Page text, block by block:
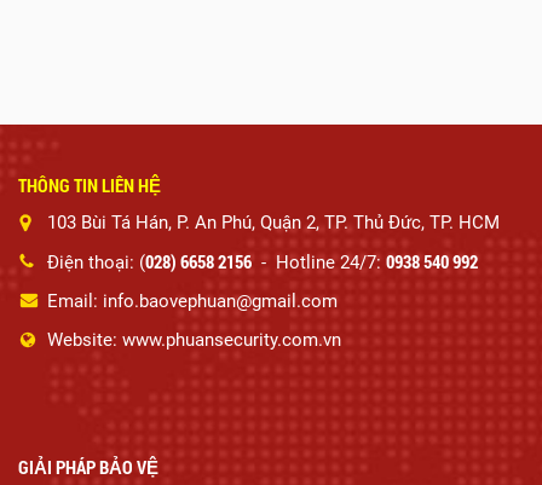
THÔNG TIN LIÊN HỆ
103 Bùi Tá Hán, P. An Phú, Quận 2, TP. Thủ Đức, TP. HCM
Điện thoại: (028) 6658 2156 - Hotline 24/7: 0938 540 992
Email: info.baovephuan@gmail.com
Website: www.phuansecurity.com.vn
GIẢI PHÁP BẢO VỆ